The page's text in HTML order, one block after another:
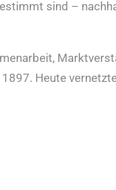
sind –
Heute